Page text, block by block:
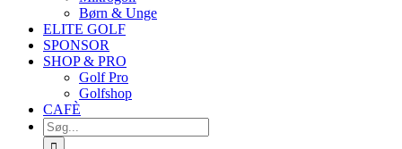
Børn & Unge
ELITE GOLF
SPONSOR
SHOP & PRO
Golf Pro
Golfshop
CAFÈ
Søg
efter: